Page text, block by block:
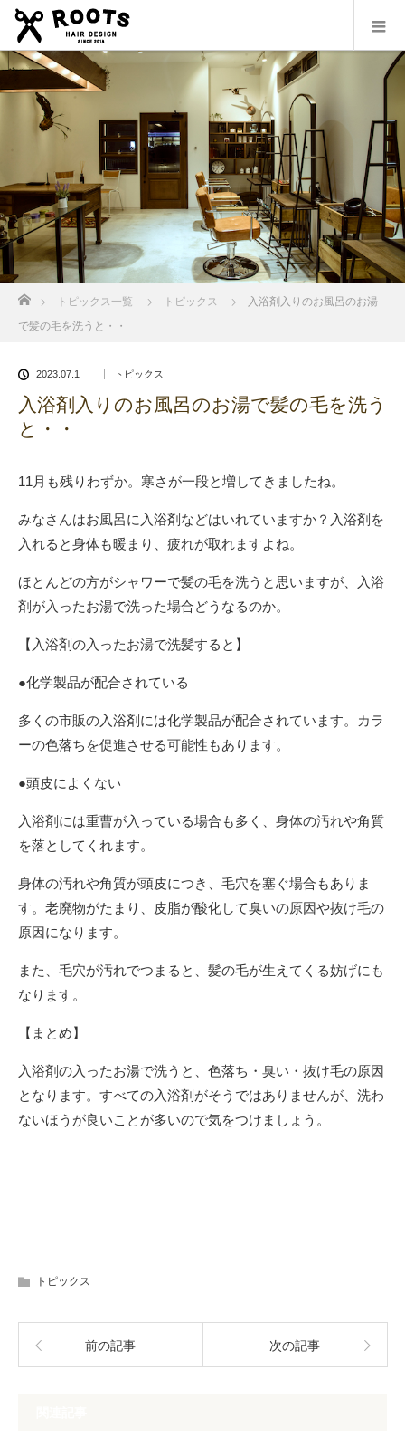
ホーム
トピックス一覧 トピックス
入浴剤入りのお風呂のお湯
で髪の毛を洗うと・・
2023.07.1 トピックス
入浴剤入りのお風呂のお湯で髪の毛を洗う
と・・
11月も残りわずか。寒さが一段と増してきましたね。
みなさんはお風呂に入浴剤などはいれていますか？入浴剤を
入れると身体も暖まり、疲れが取れますよね。
ほとんどの方がシャワーで髪の毛を洗うと思いますが、入浴
剤が入ったお湯で洗った場合どうなるのか。
【入浴剤の入ったお湯で洗髪すると】
●化学製品が配合されている
多くの市販の入浴剤には化学製品が配合されています。カラ
ーの色落ちを促進させる可能性もあります。
●頭皮によくない
入浴剤には重曹が入っている場合も多く、身体の汚れや角質
を落としてくれます。
身体の汚れや角質が頭皮につき、毛穴を塞ぐ場合もありま
す。老廃物がたまり、皮脂が酸化して臭いの原因や抜け毛の
原因になります。
また、毛穴が汚れでつまると、髪の毛が生えてくる妨げにも
なります。
【まとめ】
入浴剤の入ったお湯で洗うと、色落ち・臭い・抜け毛の原因
となります。すべての入浴剤がそうではありませんが、洗わ
ないほうが良いことが多いので気をつけましょう。
トピックス
前の記事 次の記事